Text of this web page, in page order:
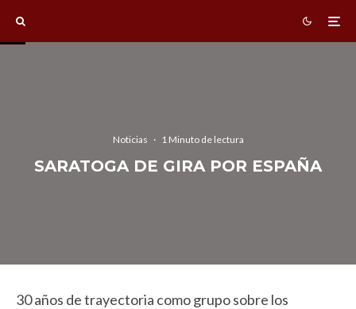
Noticias · 1 Minuto de lectura
SARATOGA DE GIRA POR ESPAÑA
30 años de trayectoria como grupo sobre los